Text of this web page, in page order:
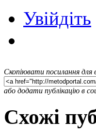
Увійдіть
Скопіювати посилання
або додати публікацію в
Схожі